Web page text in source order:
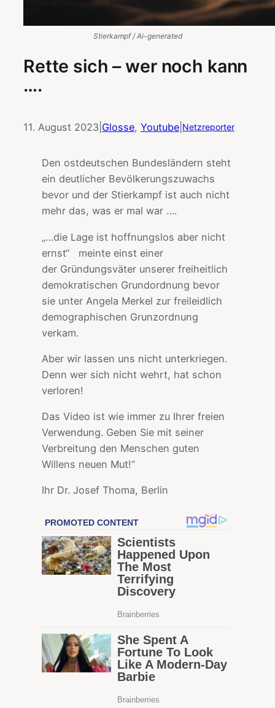
Stierkampf / Ai-generated
Rette sich – wer noch kann
….
11. August 2023 Glosse, Youtube Netzreporter
Den ostdeutschen Bundesländern steht
ein deutlicher Bevölkerungszuwachs
bevor und der Stierkampf ist auch nicht
mehr das, was er mal war ….
„…die Lage ist hoffnungslos aber nicht
ernst“ meinte einst einer
der Gründungsväter unserer freiheitlich
demokratischen Grundordnung bevor
sie unter Angela Merkel zur freileidlich
demographischen Grunzordnung
verkam.
Aber wir lassen uns nicht unterkriegen.
Denn wer sich nicht wehrt, hat schon
verloren!
Das Video ist wie immer zu Ihrer freien
Verwendung. Geben Sie mit seiner
Verbreitung den Menschen guten
Willens neuen Mut!“
Ihr Dr. Josef Thoma, Berlin